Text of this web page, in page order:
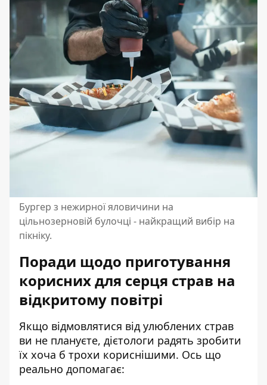
Бургер з нежирної яловичини на
цільнозерновій булочці - найкращий вибір на
пікніку.
Поради щодо приготування
корисних для серця страв на
відкритому повітрі
Якщо відмовлятися від улюблених страв
ви не плануєте, дієтологи радять зробити
їх хоча б трохи кориснішими. Ось що
реально допомагає: